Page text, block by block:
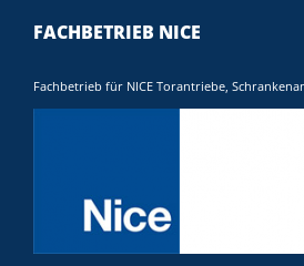
FACHBETRIEB NICE
Fachbetrieb für NICE Torantriebe,